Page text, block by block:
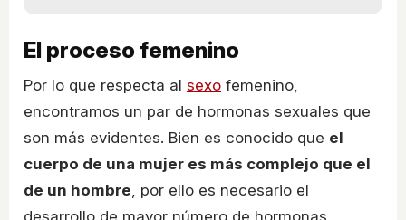
El proceso femenino
Por lo que respecta al sexo femenino,
encontramos un par de hormonas sexuales que
son más evidentes. Bien es conocido que el
cuerpo de una mujer es más complejo que el
de un hombre, por ello es necesario el